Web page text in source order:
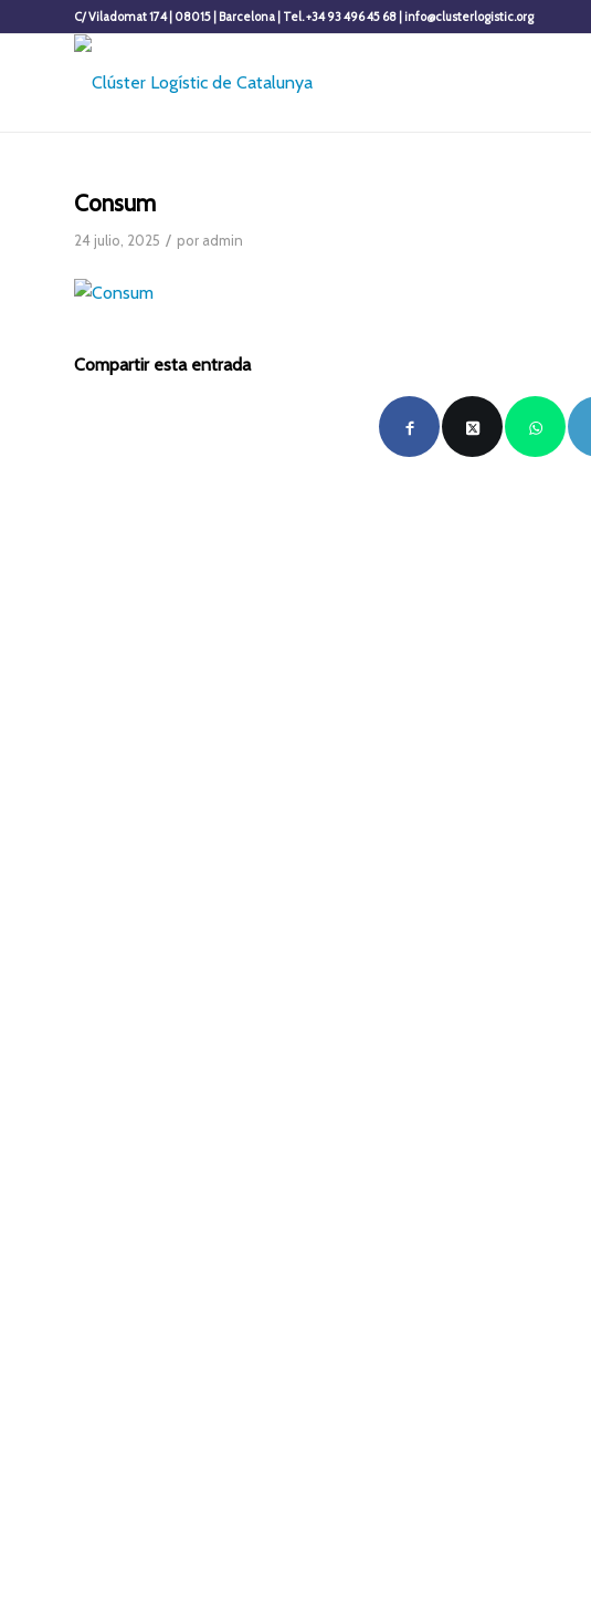
C/ Viladomat 174 | 08015 | Barcelona | Tel. +34 93 496 45 68 | info@clusterlogistic.org
Consum
24 julio, 2025 / por admin
Compartir esta entrada